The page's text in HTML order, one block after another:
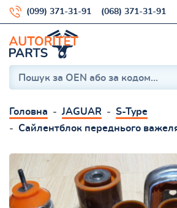
(099) 371-31-91 (068) 371-31-91
Головна JAGUAR
S-Type
Сайлентблок переднього